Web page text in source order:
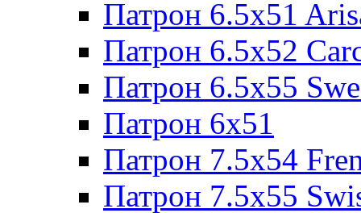
Патрон 6.5x51
Патрон 6.5x52
Патрон 6.5x55
Патрон 6x51
Патрон 7.5x54
Патрон 7.5x55